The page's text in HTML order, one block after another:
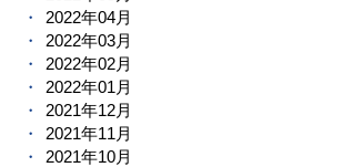
2022年04月
2022年03月
2022年02月
2022年01月
2021年12月
2021年11月
2021年10月